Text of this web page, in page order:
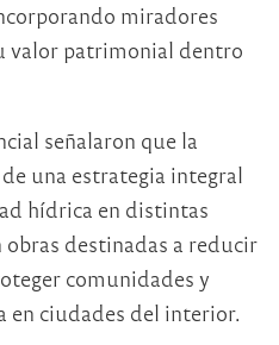
miradores
valor patrimonial dentro
señalaron que la
una estrategia integral
hídrica en distintas
obras destinadas a reducir
comunidades y
en ciudades del interior.